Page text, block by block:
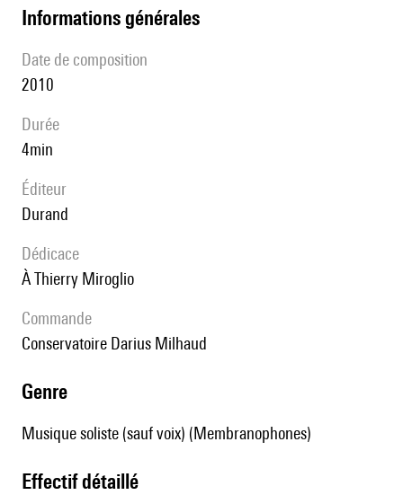
informations générales
date de composition
2010
durée
4min
éditeur
Durand
Dédicace
à Thierry Miroglio
Commande
Conservatoire Darius Milhaud
genre
Musique soliste (sauf voix) (Membranophones)
effectif détaillé